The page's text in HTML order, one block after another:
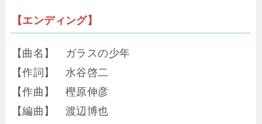
【エンディング】
【曲名】 ガラスの少年
【作詞】 水谷啓二
【作曲】 樫原伸彦
【編曲】 渡辺博也